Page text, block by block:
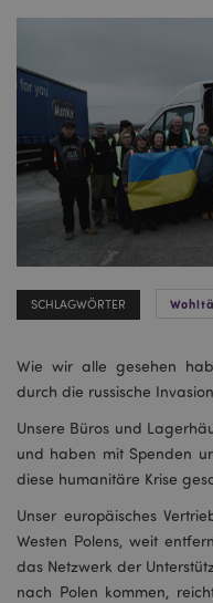
SCHLAGWÖRTER
Wie wir alle gesehen
durch die russische
Unsere Büros und
und haben mit Spenden
diese humanitäre Krise
Unser europäisches
Westen Polens, weit
das Netzwerk der
nach Polen kommen,